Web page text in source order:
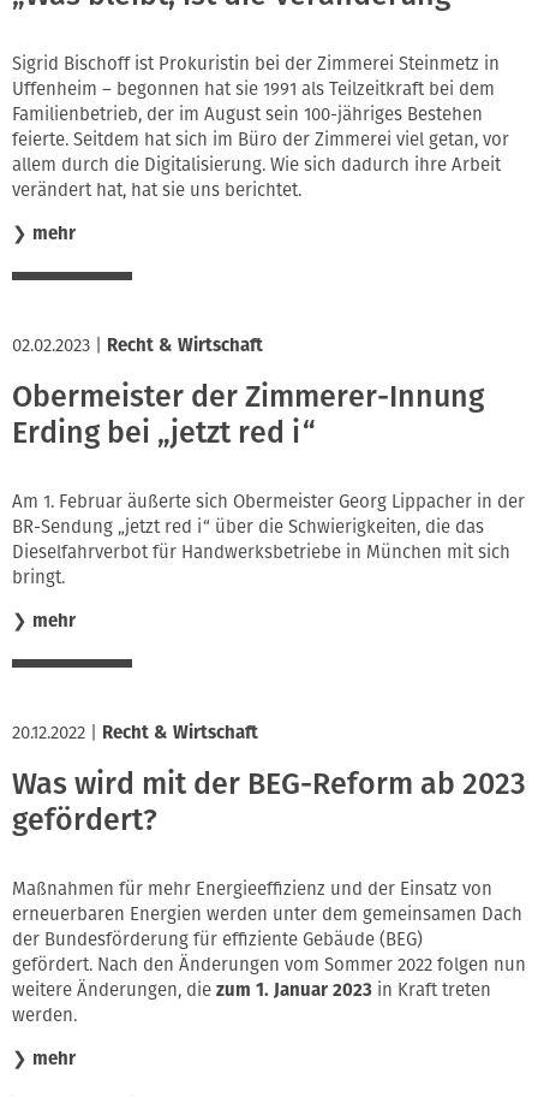
Sigrid Bischoff ist Prokuristin bei der Zimmerei Steinmetz in
Uffenheim – begonnen hat sie 1991 als Teilzeitkraft bei dem
Familienbetrieb, der im August sein 100-jähriges Bestehen
feierte. Seitdem hat sich im Büro der Zimmerei viel getan, vor
allem durch die Digitalisierung. Wie sich dadurch ihre Arbeit
verändert hat, hat sie uns berichtet.
❯ mehr
02.02.2023 Recht & Wirtschaft
Obermeister der Zimmerer-Innung
Erding bei „jetzt red i“
Am 1. Februar äußerte sich Obermeister Georg Lippacher in der
BR-Sendung „jetzt red i“ über die Schwierigkeiten, die das
Dieselfahrverbot für Handwerksbetriebe in München mit sich
bringt.
❯ mehr
20.12.2022 Recht & Wirtschaft
Was wird mit der BEG-Reform ab 2023
gefördert?
Maßnahmen für mehr Energieeffizienz und der Einsatz von
erneuerbaren Energien werden unter dem gemeinsamen Dach
der Bundesförderung für effiziente Gebäude (BEG)
gefördert. Nach den Änderungen vom Sommer 2022 folgen nun
weitere Änderungen, die zum 1. Januar 2023 in Kraft treten
werden.
❯ mehr